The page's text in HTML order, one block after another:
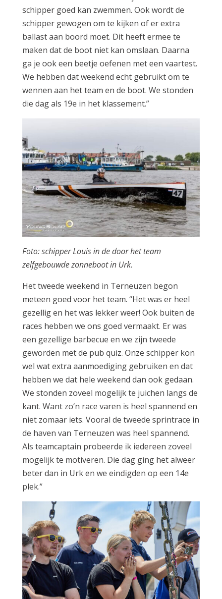
schipper goed kan zwemmen. Ook wordt de
schipper gewogen om te kijken of er extra
ballast aan boord moet. Dit heeft ermee te
maken dat de boot niet kan omslaan. Daarna
ga je ook een beetje oefenen met een vaartest.
We hebben dat weekend echt gebruikt om te
wennen aan het team en de boot. We stonden
die dag als 19e in het klassement.”
Foto: schipper Louis in de door het team
zelfgebouwde zonneboot in Urk.
Het tweede weekend in Terneuzen begon
meteen goed voor het team. “Het was er heel
gezellig en het was lekker weer! Ook buiten de
races hebben we ons goed vermaakt. Er was
een gezellige barbecue en we zijn tweede
geworden met de pub quiz. Onze schipper kon
wel wat extra aanmoediging gebruiken en dat
hebben we dat hele weekend dan ook gedaan.
We stonden zoveel mogelijk te juichen langs de
kant. Want zo’n race varen is heel spannend en
niet zomaar iets. Vooral de tweede sprintrace in
de haven van Terneuzen was heel spannend.
Als teamcaptain probeerde ik iedereen zoveel
mogelijk te motiveren. Die dag ging het alweer
beter dan in Urk en we eindigden op een 14e
plek.”